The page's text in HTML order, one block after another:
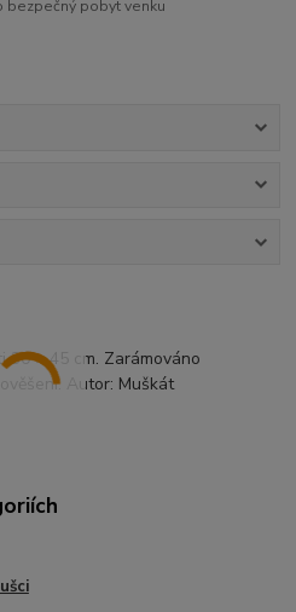
bezpečný pobyt venku
30 × 45 cm. Zarámováno
Autor: Muškát